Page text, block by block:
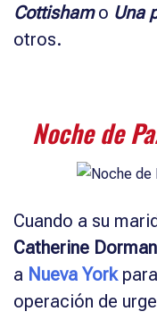
Cottishamo Una
otros.
Noche de
Cuando a su
Catherine Dorman
a Nueva York
operación de